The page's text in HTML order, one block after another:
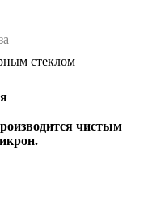
стеклом
чистым